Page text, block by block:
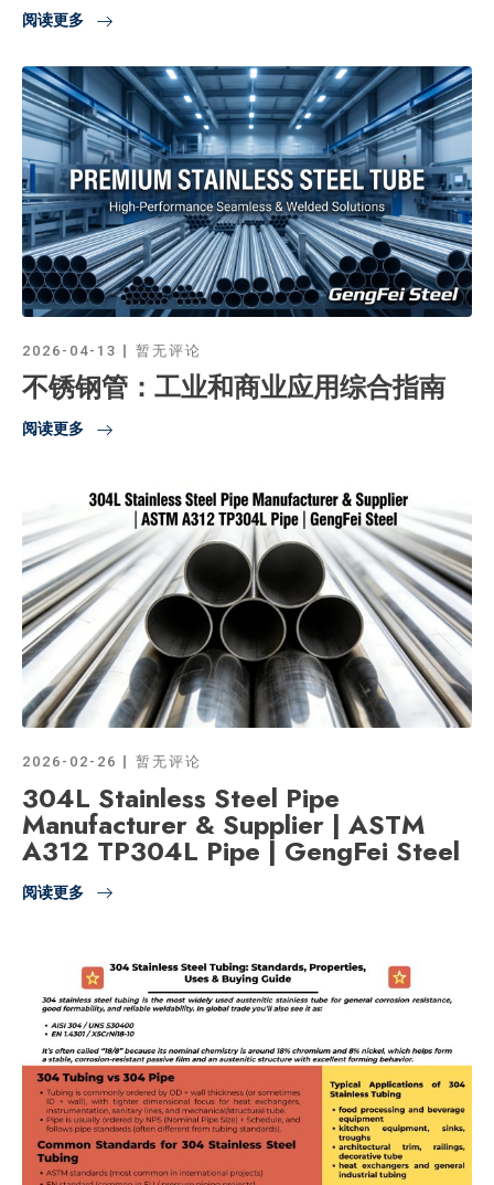
阅读更多
2026-04-13 暂无评论
不锈钢管：工业和商业应用综合指南
阅读更多
2026-02-26 暂无评论
304L Stainless Steel Pipe
Manufacturer & Supplier | ASTM
A312 TP304L Pipe | GengFei Steel
阅读更多